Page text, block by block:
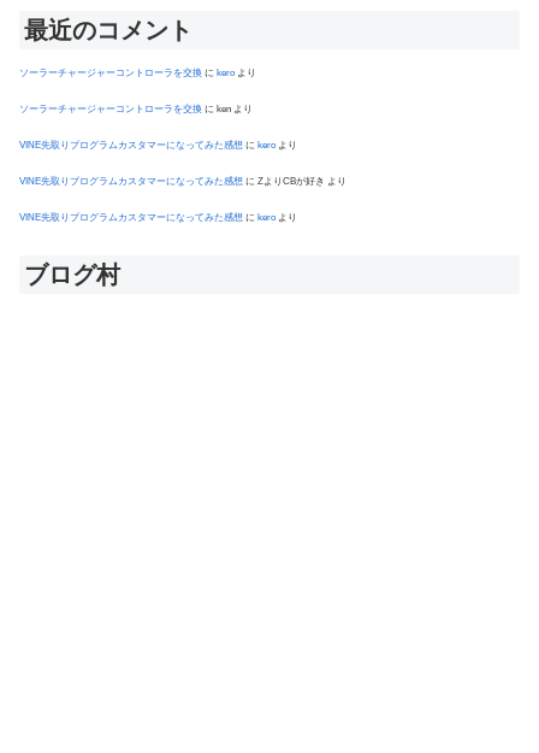
最近のコメント
ソーラーチャージャーコントローラを交換 に kero より
ソーラーチャージャーコントローラを交換 に ken より
VINE先取りプログラムカスタマーになってみた感想 に kero より
VINE先取りプログラムカスタマーになってみた感想 に ZよりCBが好き より
VINE先取りプログラムカスタマーになってみた感想 に kero より
ブログ村